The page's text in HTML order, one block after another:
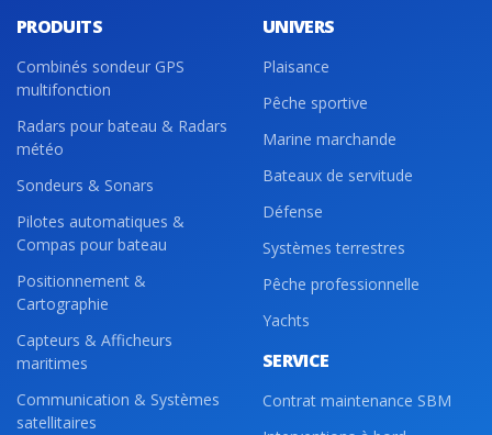
PRODUITS
Combinés sondeur GPS
multifonction
Radars pour bateau & Radars
météo
Sondeurs & Sonars
Pilotes automatiques &
Compas pour bateau
Positionnement &
Cartographie
Capteurs & Afficheurs
maritimes
Communication & Systèmes
satellitaires
UNIVERS
Plaisance
Pêche sportive
Marine marchande
Bateaux de servitude
Défense
Systèmes terrestres
Pêche professionnelle
Yachts
SERVICE
Contrat maintenance SBM